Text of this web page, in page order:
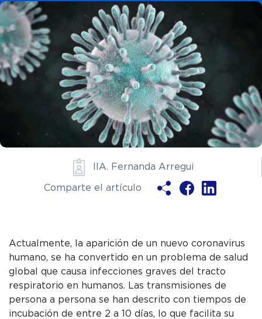
Ya soy
IIA. Fernanda Arregui
Comparte el artículo
Actualmente, la aparición de un nuevo coronavirus
humano, se ha convertido en un problema de salud
global que causa infecciones graves del tracto
respiratorio en humanos. Las transmisiones de
persona a persona se han descrito con tiempos de
incubación de entre 2 a 10 días, lo que facilita su